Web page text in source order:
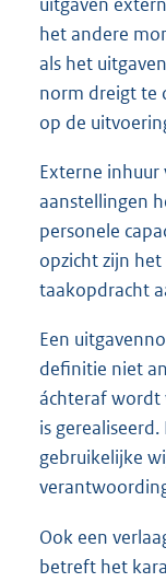
het andere
als het
norm dreigt te
op de
Externe
aanstellingen
personele
opzicht zijn
taakopdracht
Een
definitie niet
áchteraf wordt
is
gebruikelijke
Ook een
betreft het